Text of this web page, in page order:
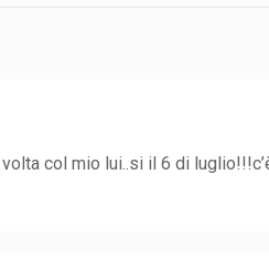
col mio lui..si il 6 di